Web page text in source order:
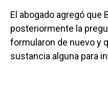
El abogado agregó que
posteriormente la
formularon de nuevo y
sustancia alguna para